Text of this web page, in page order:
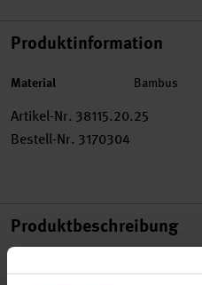
Produktinformation
Material Bambus
Artikel-Nr. 38115.20.25
Bestell-Nr. 3170304
Produktbeschreibung